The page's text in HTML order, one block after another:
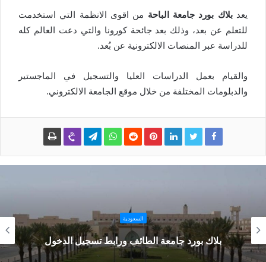
يعدبلاك بورد جامعة الباحة من اقوى الانظمة التي استخدمت
للتعلم عن بعد، وذلك بعد جائحة كورونا والتي دعت العالم كله
للدراسة عبر المنصات الالكترونية عن بُعد.
والقيام بعمل الدراسات العليا والتسجيل في الماجستير
والدبلومات المختلفة من خلال موقع الجامعة الالكتروني.
السعودية
بلاك بورد جامعة الطائف ورابط تسجيل الدخول